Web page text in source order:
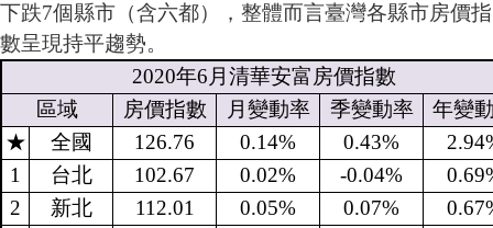
下跌7個縣市（含六都），整體而言臺灣各縣市房價指
數呈現持平趨勢。
2020年6 月清華安富房價指數
區域
房價指數 月變動率 季變動率
年變
★
全國 126.76 0.14% 0.43%
1
台北 102.67 0.02% -0.04%
2
新北 112.01 0.05% 0.07%